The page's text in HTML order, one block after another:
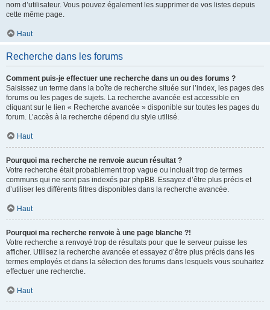
nom d’utilisateur. Vous pouvez également les supprimer de vos listes depuis
cette même page.
Haut
Recherche dans les forums
Comment puis-je effectuer une recherche dans un ou des forums ?
Saisissez un terme dans la boîte de recherche située sur l’index, les pages des
forums ou les pages de sujets. La recherche avancée est accessible en
cliquant sur le lien « Recherche avancée » disponible sur toutes les pages du
forum. L’accès à la recherche dépend du style utilisé.
Haut
Pourquoi ma recherche ne renvoie aucun résultat ?
Votre recherche était probablement trop vague ou incluait trop de termes
communs qui ne sont pas indexés par phpBB. Essayez d’être plus précis et
d’utiliser les différents filtres disponibles dans la recherche avancée.
Haut
Pourquoi ma recherche renvoie à une page blanche ?!
Votre recherche a renvoyé trop de résultats pour que le serveur puisse les
afficher. Utilisez la recherche avancée et essayez d’être plus précis dans les
termes employés et dans la sélection des forums dans lesquels vous souhaitez
effectuer une recherche.
Haut